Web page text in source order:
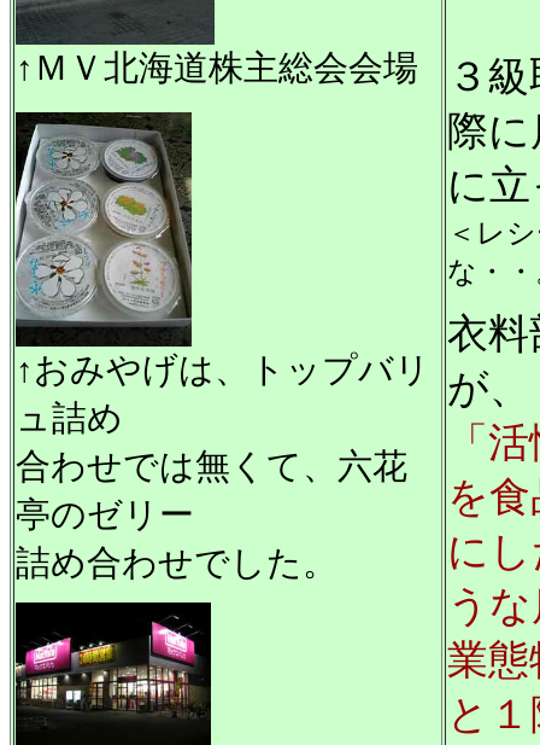
↑ＭＶ北海道株主総会会場
↑おみやげは、トップバリ
ュ詰め
合わせでは無くて、六花
亭のゼリー
詰め合わせでした。
３
際
に
＜レ
な・
衣
が、
「
を
に
う
業態
と